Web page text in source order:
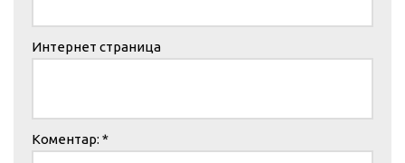
Интернет страница
Коментар: *